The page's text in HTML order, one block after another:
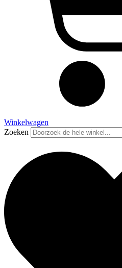
Winkelwagen
Zoeken